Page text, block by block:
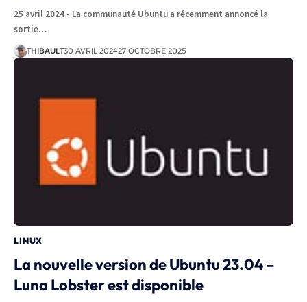
25 avril 2024 - La communauté Ubuntu a récemment annoncé la
sortie…
THIBAULT30 AVRIL 202427 OCTOBRE 2025
LINUX
La nouvelle version de Ubuntu 23.04 –
Luna Lobster est disponible